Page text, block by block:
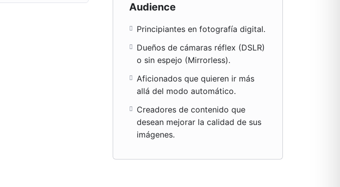
Audience
Principiantes en fotografía digital.
Dueños de cámaras réflex (DSLR)
o sin espejo (Mirrorless).
Aficionados que quieren ir más
allá del modo automático.
Creadores de contenido que
desean mejorar la calidad de sus
imágenes.